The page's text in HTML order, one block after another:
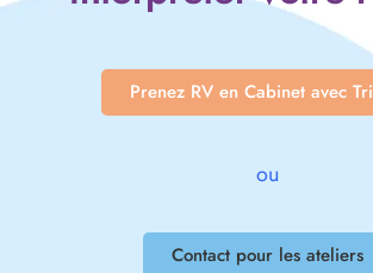
Prenez RV en Cabinet avec
ou
Contact pour les ateliers